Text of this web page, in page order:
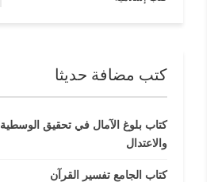
كتب مضافة حديثا
كتاب بلوغ الآمال في تحقيق الوسطية
والاعتدال
كتاب الجامع تفسير القرآن